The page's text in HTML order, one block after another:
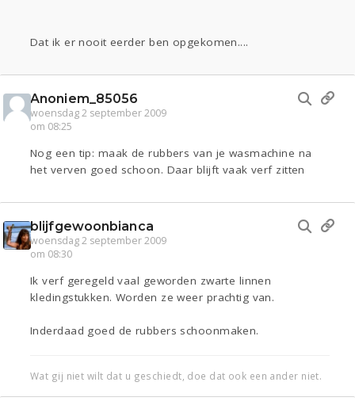
Dat ik er nooit eerder ben opgekomen....
Anoniem_85056
woensdag 2 september 2009
om 08:25
Nog een tip: maak de rubbers van je wasmachine na
het verven goed schoon. Daar blijft vaak verf zitten
blijfgewoonbianca
woensdag 2 september 2009
om 08:30
Ik verf geregeld vaal geworden zwarte linnen
kledingstukken. Worden ze weer prachtig van.
Inderdaad goed de rubbers schoonmaken.
Wat gij niet wilt dat u geschiedt, doe dat ook een ander niet.